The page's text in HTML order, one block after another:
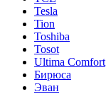
Tesla
Tion
Toshiba
Tosot
Ultima Comfort
Бирюса
Эван